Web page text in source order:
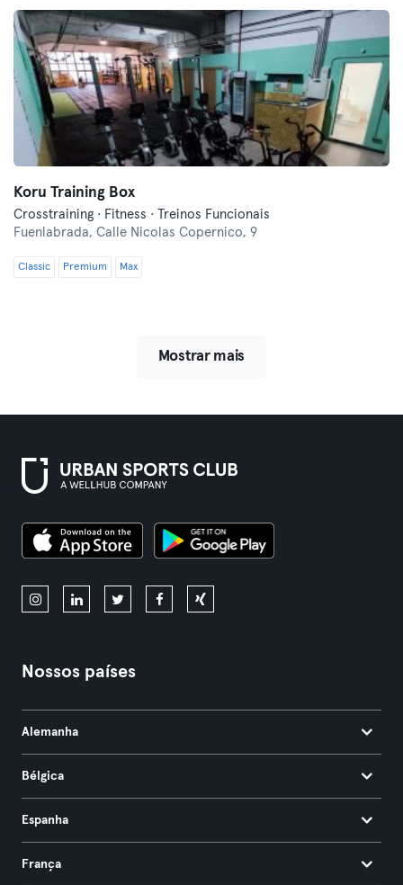
Koru Training Box
Crosstraining · Fitness · Treinos Funcionais
Fuenlabrada, Calle Nicolas Copernico, 9
Classic Premium Max
Mostrar mais
Nossos países
Alemanha
Bélgica
Espanha
França